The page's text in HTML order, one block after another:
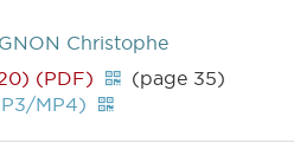
Christophe
(PDF)
(page 35)
MP4)